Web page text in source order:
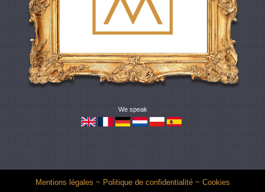
We speak
Mentions légales ~ Politique de confidentialité~ Cookies